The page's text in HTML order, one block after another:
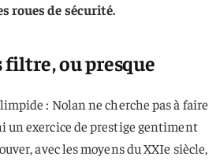
roues de sécurité.
filtre, ou presque
: Nolan ne cherche pas à faire
un exercice de prestige gentiment
avec les moyens du XXIe siècle,